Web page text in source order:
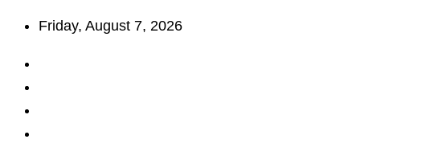
Skip
content
Friday, August 7, 2026